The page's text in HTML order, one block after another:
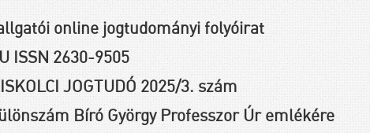
online jogtudományi folyóirat
ISSN 2630-9505
JOGTUDÓ 2025/3. szám
Bíró György Professzor Úr emlékére